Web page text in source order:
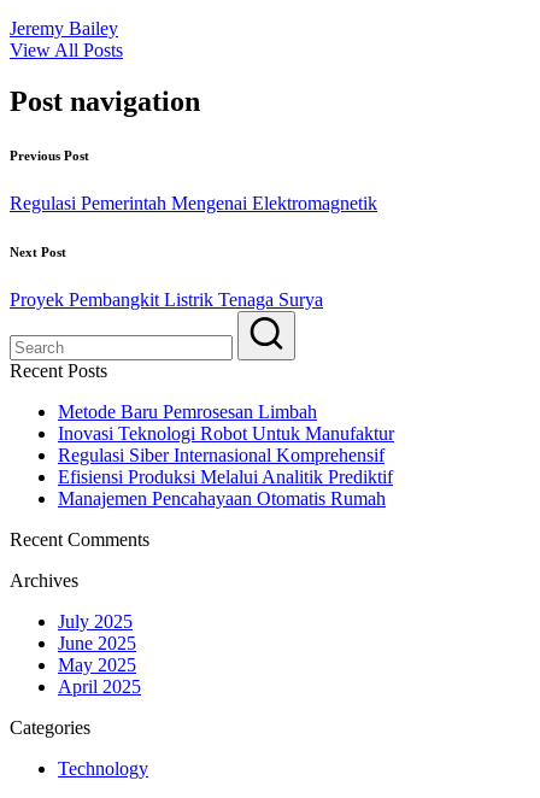
Jeremy Bailey
View All Posts
Post navigation
Previous Post
Regulasi Pemerintah Mengenai Elektromagnetik
Next Post
Proyek Pembangkit Listrik Tenaga Surya
Recent Posts
Metode Baru Pemrosesan Limbah
Inovasi Teknologi Robot Untuk Manufaktur
Regulasi Siber Internasional Komprehensif
Efisiensi Produksi Melalui Analitik Prediktif
Manajemen Pencahayaan Otomatis Rumah
Recent Comments
Archives
July 2025
June 2025
May 2025
April 2025
Categories
Technology